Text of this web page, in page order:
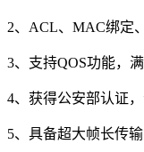
2、 ACL、 MAC绑定、
3、 支持QOS功能，
4、获得公安部认证
5、 具备超大帧长传